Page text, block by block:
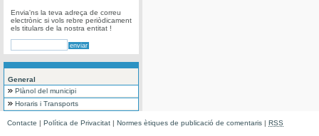
Envia'ns la teva adreça de correu
electrònic si vols rebre periòdicament
els titulars de la nostra entitat !
General
Plànol del municipi
Horaris i Transports
Contacte | Política de Privacitat | Normes ètiques de publicació de comentaris | RSS